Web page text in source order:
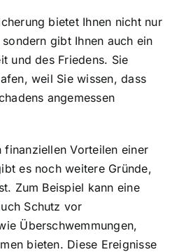
bietet Ihnen nicht nur
gibt Ihnen auch ein
und des Friedens. Sie
weil Sie wissen, dass
angemessen
finanziellen Vorteilen einer
es noch weitere Gründe,
Zum Beispiel kann eine
Schutz vor
Überschwemmungen,
bieten. Diese Ereignisse